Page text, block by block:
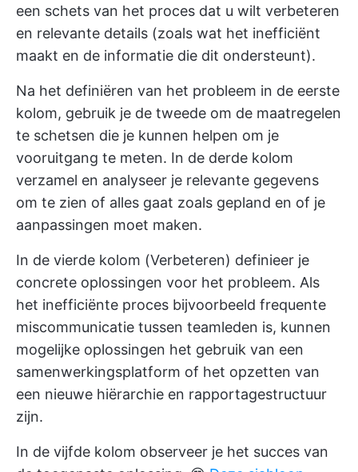
een schets van het proces dat u wilt verbeteren
en relevante details (zoals wat het inefficiënt
maakt en de informatie die dit ondersteunt).
Na het definiëren van het probleem in de eerste
kolom, gebruik je de tweede om de maatregelen
te schetsen die je kunnen helpen om je
vooruitgang te meten. In de derde kolom
verzamel en analyseer je relevante gegevens
om te zien of alles gaat zoals gepland en of je
aanpassingen moet maken.
In de vierde kolom (Verbeteren) definieer je
concrete oplossingen voor het probleem. Als
het inefficiënte proces bijvoorbeeld frequente
miscommunicatie tussen teamleden is, kunnen
mogelijke oplossingen het gebruik van een
samenwerkingsplatform of het opzetten van
een nieuwe hiërarchie en rapportagestructuur
zijn.
In de vijfde kolom observeer je het succes van